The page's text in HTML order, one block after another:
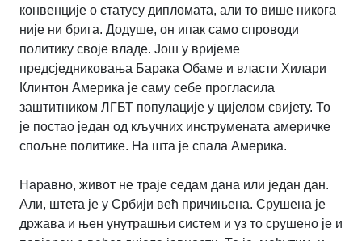
конвенције о статусу дипломата, али то више никога
није ни брига. Додуше, он ипак само спроводи
политику своје владе. Још у вријеме
предсједниковања Барака Обаме и власти Хилари
Клинтон Америка је саму себе прогласила
заштитником ЛГБТ популације у цијелом свијету. То
је постао један од кључних инструмената америчке
спољне политике. На шта је спала Америка.
Наравно, живот не траје седам дана или један дан.
Али, штета је у Србији већ причињена. Срушена је
држава и њен унутрашњи систем и уз то срушено је и